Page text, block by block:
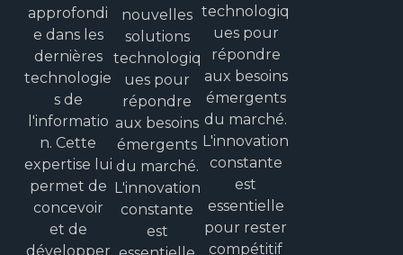
approfondi
e dans les
dernières
technologie
s de
l'informatio
n. Cette
expertise lui
permet de
concevoir
et de
développer
nouvelles
solutions
technologiq
ues pour
répondre
aux besoins
émergents
du marché.
L'innovation
constante
est
technologiq
ues pour
répondre
aux besoins
émergents
du marché.
L'innovation
constante
est
essentielle
pour rester
compétitif